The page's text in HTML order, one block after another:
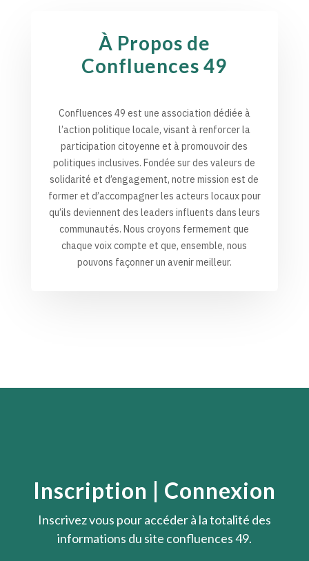
À Propos de
Confluences 49
Confluences 49 est une association dédiée à
l’action politique locale, visant à renforcer la
participation citoyenne et à promouvoir des
politiques inclusives. Fondée sur des valeurs de
solidarité et d’engagement, notre mission est de
former et d’accompagner les acteurs locaux pour
qu’ils deviennent des leaders influents dans leurs
communautés. Nous croyons fermement que
chaque voix compte et que, ensemble, nous
pouvons façonner un avenir meilleur.
Inscription | Connexion
Inscrivez vous pour accéder à la totalité des
informations du site confluences 49.